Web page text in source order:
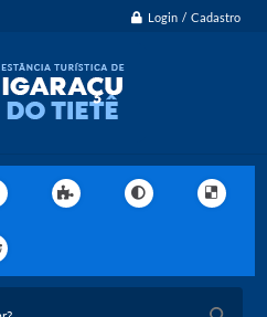
Login / Cadastro